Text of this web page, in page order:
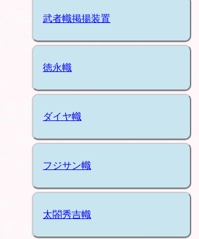
武者幟掲揚装置
徳永幟
ダイヤ幟
フジサン幟
太閤秀吉幟